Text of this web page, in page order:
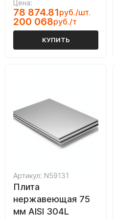
Цена:
78 874.81руб./шт.
200 068руб./т
КУПИТЬ
Артикул: N59131
Плита
нержавеющая 75
мм AISI 304L